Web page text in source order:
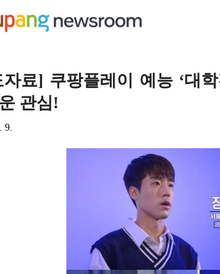
자료] 쿠팡플레이 예능 ‘대
관심!
9.